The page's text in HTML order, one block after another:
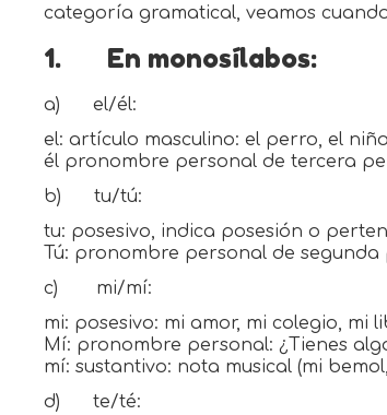
categoría gramatical, veamos
1. En monosílabos:
a)
el/él:
el: artículo masculino: el perro, el
él pronombre personal de tercera
b)
tu/tú:
tu: posesivo, indica posesión o
Tú: pronombre personal de segunda
c)
mi/mí:
mi: posesivo: mi amor, mi colegio, mi
Mí: pronombre personal: ¿Tienes
mí: sustantivo: nota musical (mi
d)
te/té: